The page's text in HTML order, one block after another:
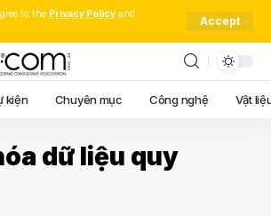
to the Privacy Policy and
Accept
kiện Chuyên mục Công nghệ Vật
dữ liệu quy